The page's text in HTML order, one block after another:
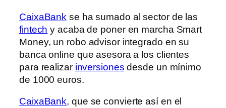
CaixaBank se ha sumado al sector de las
fintech y acaba de poner en marcha Smart
Money, un robo advisor integrado en su
banca online que asesora a los clientes
para realizar inversiones desde un mínimo
de 1000 euros.
CaixaBank, que se convierte así en el